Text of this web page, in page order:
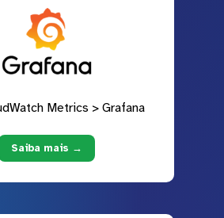
Metrics > Grafana
Saiba mais →